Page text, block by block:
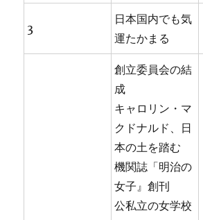
3
日本国内でも気
運たかまる
創立委員会の結
成
キャロリン・マ
クドナルド、日
本の土を踏む
機関誌「明治の
女子』創刊
公私立の女学校